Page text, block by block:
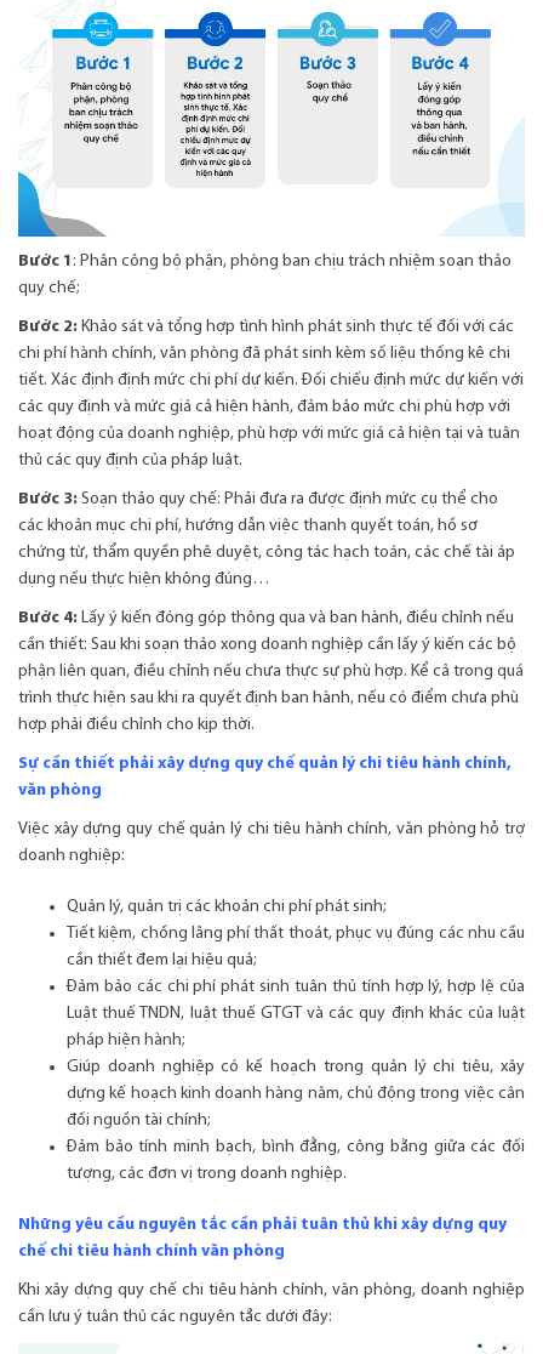
Bước 1 : Phân công bộ phận, phòng ban chịu trách nhiệm soạn thảo
quy chế;
Bước 2: Khảo sát và tổng hợp tình hình phát sinh thực tế đối với các
chi phí hành chính, văn phòng đã phát sinh kèm số liệu thống kê chi
tiết. Xác định định mức chi phí dự kiến. Đối chiếu định mức dự kiến với
các quy định và mức giá cả hiện hành, đảm bảo mức chi phù hợp với
hoạt động của doanh nghiệp, phù hợp với mức giá cả hiện tại và tuân
thủ các quy định của pháp luật.
Bước 3: Soạn thảo quy chế: Phải đưa ra được định mức cụ thể cho
các khoản mục chi phí, hướng dẫn việc thanh quyết toán, hồ sơ
chứng từ, thẩm quyền phê duyệt, công tác hạch toán, các chế tài áp
dụng nếu thực hiện không đúng…
Bước 4: Lấy ý kiến đóng góp thông qua và ban hành, điều chỉnh nếu
cần thiết: Sau khi soạn thảo xong doanh nghiệp cần lấy ý kiến các bộ
phận liên quan, điều chỉnh nếu chưa thực sự phù hợp. Kể cả trong quá
trình thực hiện sau khi ra quyết định ban hành, nếu có điểm chưa phù
hợp phải điều chỉnh cho kịp thời.
Sự cần thiết phải xây dựng quy chế quản lý chi tiêu hành chính,
văn phòng
Việc xây dựng quy chế quản lý chi tiêu hành chính, văn phòng hỗ trợ
doanh nghiệp:
Quản lý, quản trị các khoản chi phí phát sinh;
Tiết kiệm, chống lãng phí thất thoát, phục vụ đúng các nhu cầu
cần thiết đem lại hiệu quả;
Đảm bảo các chi phí phát sinh tuân thủ tính hợp lý, hợp lệ của
Luật thuế TNDN, luật thuế GTGT và các quy định khác của luật
pháp hiện hành;
Giúp doanh nghiệp có kế hoạch trong quản lý chi tiêu, xây
dựng kế hoạch kinh doanh hàng năm, chủ động trong việc cân
đối nguồn tài chính;
Đảm bảo tính minh bạch, bình đẳng, công bằng giữa các đối
tượng, các đơn vị trong doanh nghiệp.
Những yêu cầu nguyên tắc cần phải tuân thủ khi xây dựng quy
chế chi tiêu hành chính văn phòng
Khi xây dựng quy chế chi tiêu hành chính, văn phòng, doanh nghiệp
cần lưu ý tuân thủ các nguyên tắc dưới đây: